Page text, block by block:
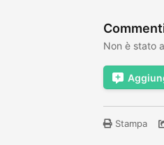
Non è stato
Stampa